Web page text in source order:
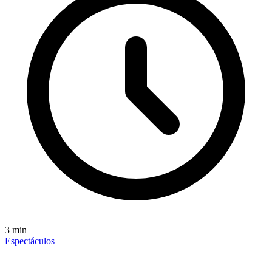
3 min
Espectáculos